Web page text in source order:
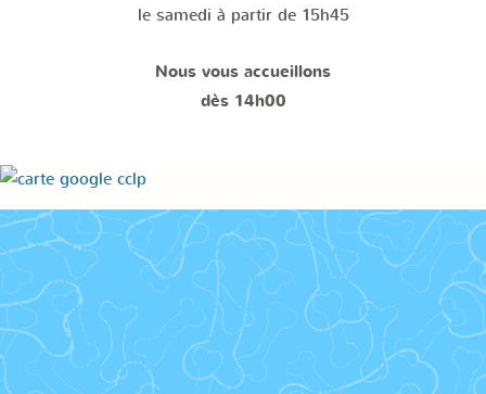
le samedi à partir de 15h45
Nous vous accueillons
dès 14h00
Le club canin de Loon Plage, mieux comprendre votre
chien, améliorer le quotidien au sein de la famille.
Idéalement situés entre Gravelines et Dunkerque, nos
terrains d’éducation, tous clôturés et sécurisés sont
implantés sur un site de plus de 5000 m2,